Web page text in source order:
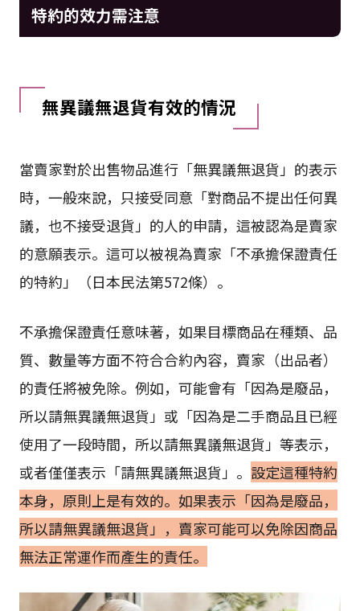
特約的效力需注意
無異議無退貨有效的情況
當賣家對於出售物品進行「無異議無退貨」的表示
時，一般來說，只接受同意「對商品不提出任何異
議，也不接受退貨」的人的申請，這被認為是賣家
的意願表示。這可以被視為賣家「不承擔保證責任
的特約」（日本民法第572條）。
不承擔保證責任意味著，如果目標商品在種類、品
質、數量等方面不符合合約內容，賣家（出品者）
的責任將被免除。例如，可能會有「因為是廢品，
所以請無異議無退貨」或「因為是二手商品且已經
使用了一段時間，所以請無異議無退貨」等表示，
或者僅僅表示「請無異議無退貨」。 設定這種特約
本身，原則上是有效的。如果表示「因為是廢品，
所以請無異議無退貨」，賣家可能可以免除因商品
無法正常運作而產生的責任。